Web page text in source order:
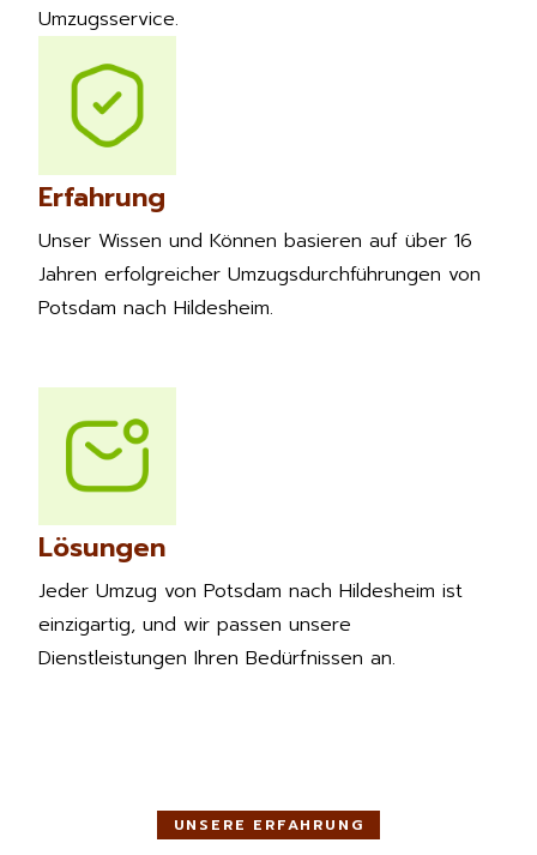
Erfahrung
Unser Wissen und Können basieren auf über 16
Jahren erfolgreicher Umzugsdurchführungen von
Potsdam nach Hildesheim.
Lösungen
Jeder Umzug von Potsdam nach Hildesheim ist
einzigartig, und wir passen unsere
Dienstleistungen Ihren Bedürfnissen an.
Umzugsservice.
UNSERE ERFAHRUNG